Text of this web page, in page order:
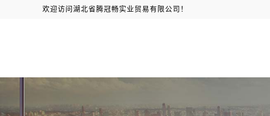
欢迎访问湖北省腾冠畅实业贸易有限公司！